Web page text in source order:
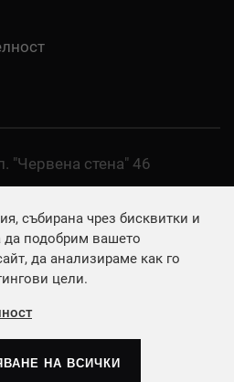
"Червена стена" 46
събирана чрез бисквитки и
да подобрим вашето
да анализираме как го
цели.
НА ВСИЧКИ